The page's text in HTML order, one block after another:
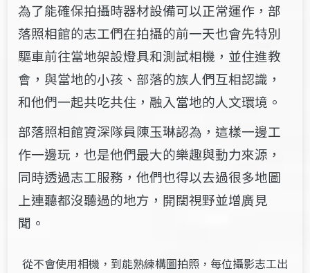
為了能確保拍攝時器材設備可以正常運作，部
落照相館的志工們在拍攝的前一天也會先特別
驅車前往當地架設燈具和測試相機，並住進教
會，與當地的小孩、部落的族人們互相認識，
和他們一起共吃共住，融入當地的人文環境。
部落照相館資深隊員陳玉琳認為，這樣一邊工
作一邊玩，也是他們最大的樂趣與動力來源，
同時透過志工服務，他們也得以去過很多地圖
上連聽都沒聽過的地方，開闊視野並增廣見
聞。
從不會使用相機，到能熟練構圖拍照，每位攝影志工出